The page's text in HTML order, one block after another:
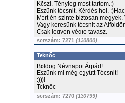
Köszi. Tényleg most tartom.:)
Eszünk tócsnit. Kérdés hol.
Mert én szinte biztosan
Vagy keresünk tócsnit az
Csak legyen végre tavasz.
sorszám: 7271 (130800)
Teknőc
Boldog Névnapot Árpád!
Eszünk mi még együtt Tócsnit!
:)))!
Teknőc
sorszám: 7270 (130799)